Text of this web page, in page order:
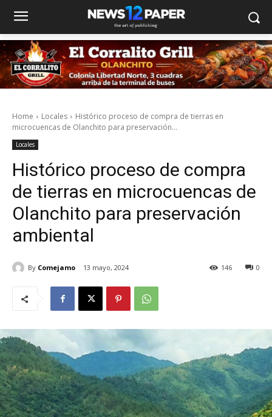
Home Locales
Histórico proceso de compra de tierras en
microcuencas de Olanchito para preservación...
Locales
Histórico proceso de compra
de tierras en microcuencas de
Olanchito para preservación
ambiental
By Comejamo 13 mayo, 2024 0
146